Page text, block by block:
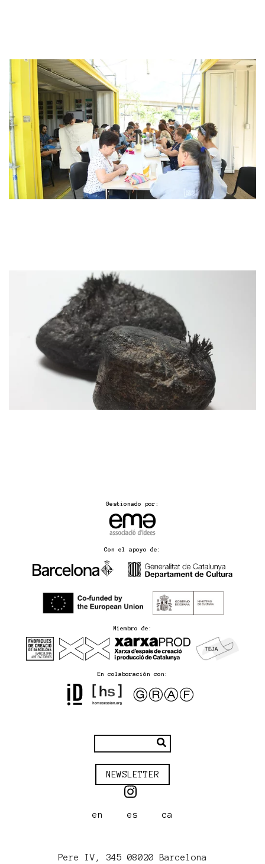
Gestionado por:
Con el apoyo de:
Miembro de:
En colaboración con:
NEWSLETTER
en es ca
Pere IV, 345 08020 Barcelona